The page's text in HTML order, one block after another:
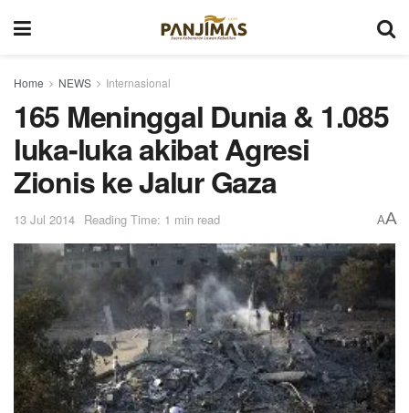
Home NEWS Internasional
165 Meninggal Dunia & 1.085
luka-luka akibat Agresi
Zionis ke Jalur Gaza
13 Jul 2014 Reading Time: 1 min read AA